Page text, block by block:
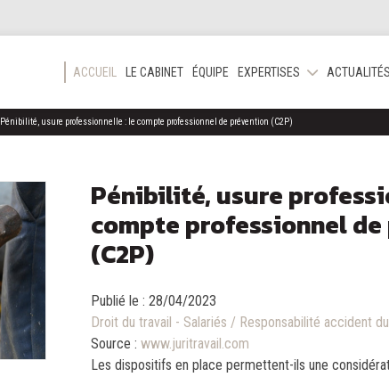
ACCUEIL LE CABINET ÉQUIPE EXPERTISES ACTUALITÉS
Pénibilité, usure professionnelle : le compte professionnel de prévention (C2P)
Pénibilité, usure
compte professionnel
(C2P)
Publié le : 28/04/2023
Droit du travail - Salariés / Responsabilité accident
Source : www.juritravail.com
Les dispositifs en place permettent-ils une